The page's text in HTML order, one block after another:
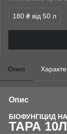
180 ₴ від 50 л
Опис
Опис
БІОФУНГІЦИД
ТАРА 10Л